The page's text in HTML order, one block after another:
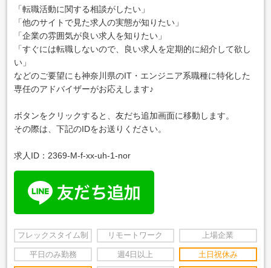
「転職活動に関する相談がしたい」
「他のサイトで見た求人の実態が知りたい」
「企業の雰囲気が良い求人を知りたい」
「すぐには転職しないので、良い求人を定期的に紹介して欲し
い」
などのご要望にも神奈川県のIT・エンジニア系職種に特化した
専任のアドバイザーがお応えします♪
ボタンをクリックすると、友だち追加画面に移動します。
その際は、下記のIDをお送りください。
求人ID：2369-M-f-xx-uh-1-nor
フレックスタイム制 リモートワーク 上場企業
平日のみ勤務 週4日以上 土日祝休み